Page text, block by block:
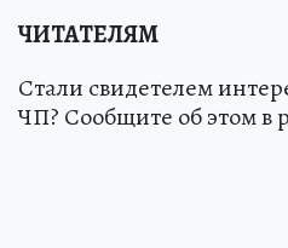
ЧИТАТЕЛЯМ
Стали свидетелем
ЧП? Сообщите об этом в